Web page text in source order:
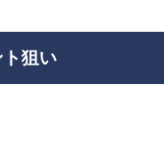
狙い